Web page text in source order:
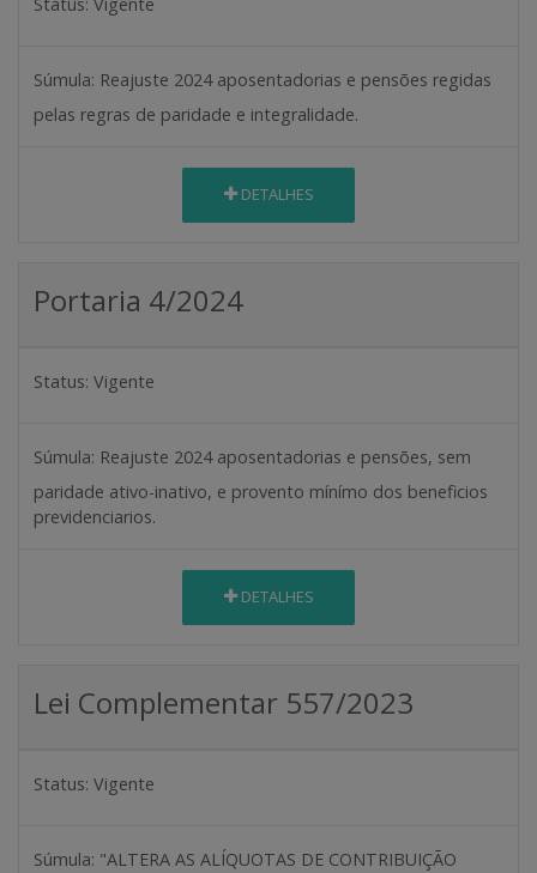
Súmula: Reajuste 2024 aposentadorias e pensões regidas
pelas regras de paridade e integralidade.
DETALHES
Portaria 4/2024
Status: Vigente
Súmula: Reajuste 2024 aposentadorias e pensões, sem
paridade ativo-inativo, e provento mínímo dos beneficios
previdenciarios.
DETALHES
Lei Complementar 557/2023
Status: Vigente
Súmula: "ALTERA AS ALÍQUOTAS DE CONTRIBUIÇÃO